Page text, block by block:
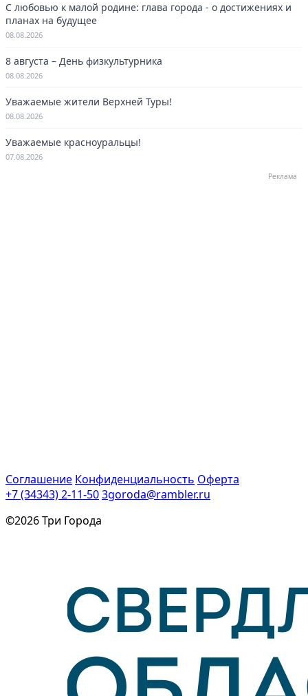
С любовью к малой родине: глава города - о достижениях и
планах на будущее
08.08.2026
8 августа – День физкультурника
08.08.2026
Уважаемые жители Верхней Туры!
08.08.2026
Уважаемые красноуральцы!
07.08.2026
Реклама
Соглашение Конфиденциальность Оферта
+7 (34343) 2-11-503goroda@rambler.ru
©2026 Три Города